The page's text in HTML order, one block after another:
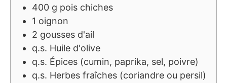
400 g pois chiches
1 oignon
2 gousses d'ail
q.s. Huile d'olive
q.s. Épices (cumin, paprika, sel, poivre)
q.s. Herbes fraîches (coriandre ou persil)